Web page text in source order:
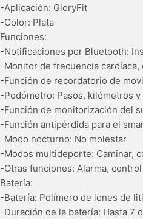
-Aplicación: GloryFit
-Color: Plata
Funciones:
-Notificaciones por Bluetooth:
-Monitor de frecuencia
-Función de recordatorio de
-Podómetro: Pasos, kilómetros
-Función de monitorización del
-Función antipérdida para el
-Modo nocturno: No molestar
-Modos multideporte: Caminar,
-Otras funciones: Alarma,
Batería:
-Batería: Polímero de iones de
-Duración de la batería: Hasta 7